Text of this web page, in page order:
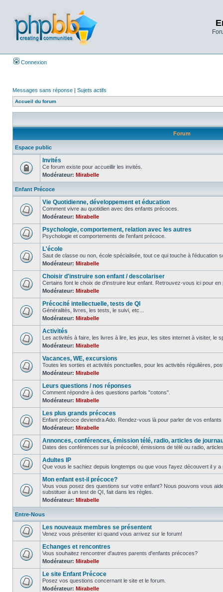
Connexion
Messages sans réponse | Sujets actifs
Accueil du forum
Forum
Espace public
Invités
Ce forum existe pour accueillir les invités.
Modérateur: Mirabelle
Enfant Précoce
Vie Quotidienne, développement et éducation
Comment vivre au quotidien avec des enfants précoces.
Modérateur: Mirabelle
Psychologie, comportement, relation avec les autres
Psychologie et comportements de l'enfant précoce.
L'école
Saut de classe ou non, école spécialisée, tout ce qui touche à l'éducation
Modérateur: Mirabelle
Choisir d'instruire son enfant / descolariser
Certains font le choix de d'instruire leur enfant. Retrouvez-vous ici pour en
Modérateur: Mirabelle
Précocité intellectuelle, tests de QI
Généralités, livres, les tests, le suivi, etc...
Modérateur: Mirabelle
Activités
Les activités à faire, les livres à lire, les jeux, les sites internet à visiter, le
Modérateur: Mirabelle
Vacances, WE, excursions
Toutes les sorties et activités ponctuelles, pour les activités régulières,
Modérateur: Mirabelle
Leurs questions / nos réponses
Comment répondre à des questions parfois "cotons".
Modérateur: Mirabelle
Les plus grands précoces
Enfant précoce deviendra Ado. Rendez-vous là pour parler de vos
Modérateur: Mirabelle
Annonces, conférences, émission télé, radio, articles de
Dates des conférences sur la précocité, émissions de télé ou radio,
Adultes IP
Que vous le sachiez depuis longtemps ou que vous l'ayez découvert il y
Mon enfant est-il précoce?
Vous vous posez des questions sur votre enfant? Nous pouvons vous
substituer à un test de QI, fait dans les règles.
Modérateur: Mirabelle
Entre-Nous
Les nouveaux membres se présentent
Venez vous présenter ici quand vous arrivez sur le forum!
Echanges et rencontres
Vous souhaitez rencontrer d'autres parents d'enfants précoces?
Modérateur: Mirabelle
Le site Enfant Précoce
Posez vos questions concernant le site et le forum.
Modérateur: Mirabelle